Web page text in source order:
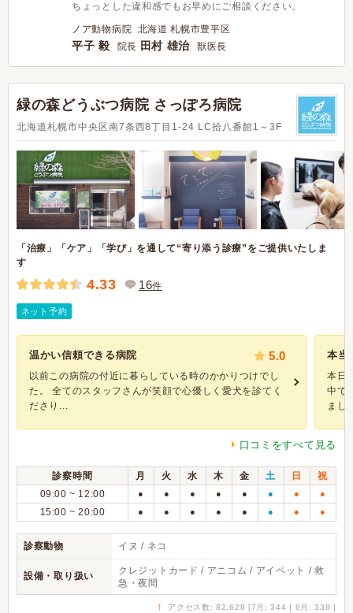
ちょっとした違和感でもお早めにご相談ください。
ノア動物病院 北海道 札幌市豊平区
平子 毅 院長 田村 雄治 獣医長
緑の森どうぶつ病院 さっぽろ病院
北海道札幌市中央区南7条西8丁目1-24 LC拾八番館1～3F
「治療」「ケア」「学び」を通して“寄り添う診療”をご提供いたしま
す
4.33 16件
ネット予約
温かい信頼できる病院 5.0
以前この病院の付近に暮らしている時のかかりつけでし
た。 全てのスタッフさんが笑顔で心優しく愛犬を診てく
ださり...
本当
本日
中で
まし
口コミをすべて見る
診察時間 月 火 水 木 金 土 日
祝
09:00 ~ 12:00
● ● ● ● ● ● ● ●
15:00 ~ 20:00 ● ● ● ● ● ● ● ●
診察動物 イヌ / ネコ
設備・取り扱い
クレジットカード / アニコム / アイペット / 救
急・夜間
↑ アクセス数: 82,628 [7月: 344 | 6月: 338 ]